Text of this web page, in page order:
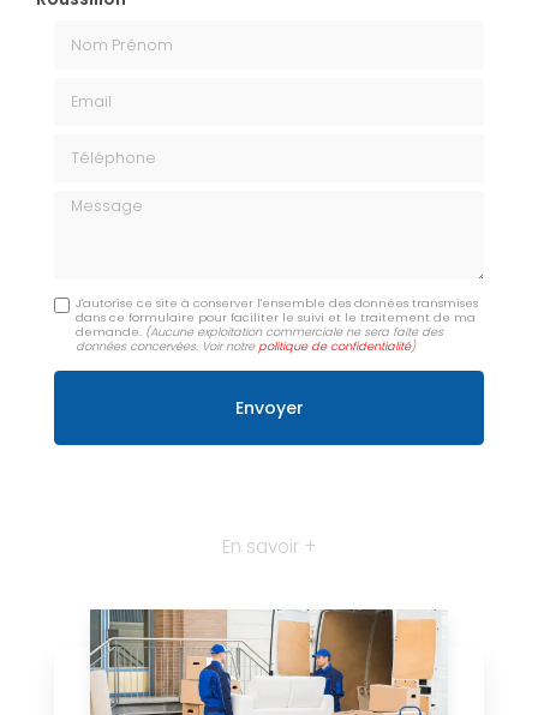
Message
J'autorise ce site à conserver l'ensemble des données transmises
dans ce formulaire pour faciliter le suivi et le traitement de ma
demande. (Aucune exploitation commerciale ne sera faite des
données concervées. Voir notrepolitique de confidentialité)
En savoir +